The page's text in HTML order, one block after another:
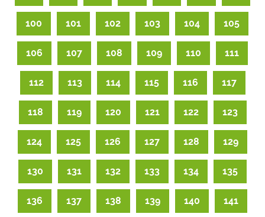
100 101 102 103 104 105
106 107 108 109 110 111
112 113 114 115 116 117
118 119 120 121 122 123
124 125 126 127 128 129
130 131 132 133 134 135
136 137 138 139 140 141